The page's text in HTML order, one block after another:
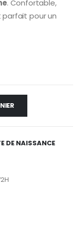
. Confortable,
parfait pour un
DE NAISSANCE